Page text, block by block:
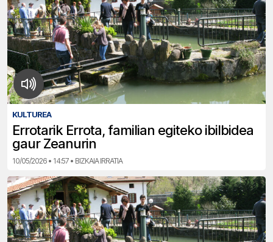
KULTUREA
Errotarik Errota, familian egiteko ibilbidea
gaur Zeanurin
10/05/2026 • 14:57 • BIZKAIA IRRATIA